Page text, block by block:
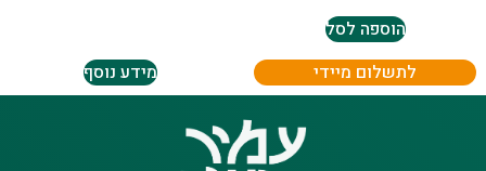
הוספה לסל
לתשלום מיידי
מידע נוסף